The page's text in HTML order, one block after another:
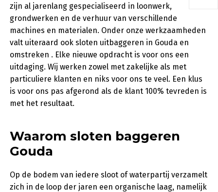
zijn al jarenlang gespecialiseerd in loonwerk,
grondwerken en de verhuur van verschillende
machines en materialen. Onder onze werkzaamheden
valt uiteraard ook sloten uitbaggeren in Gouda en
omstreken . Elke nieuwe opdracht is voor ons een
uitdaging. Wij werken zowel met zakelijke als met
particuliere klanten en niks voor ons te veel. Een klus
is voor ons pas afgerond als de klant 100% tevreden is
met het resultaat.
Waarom sloten baggeren
Gouda
Op de bodem van iedere sloot of waterpartij verzamelt
zich in de loop der jaren een organische laag, namelijk